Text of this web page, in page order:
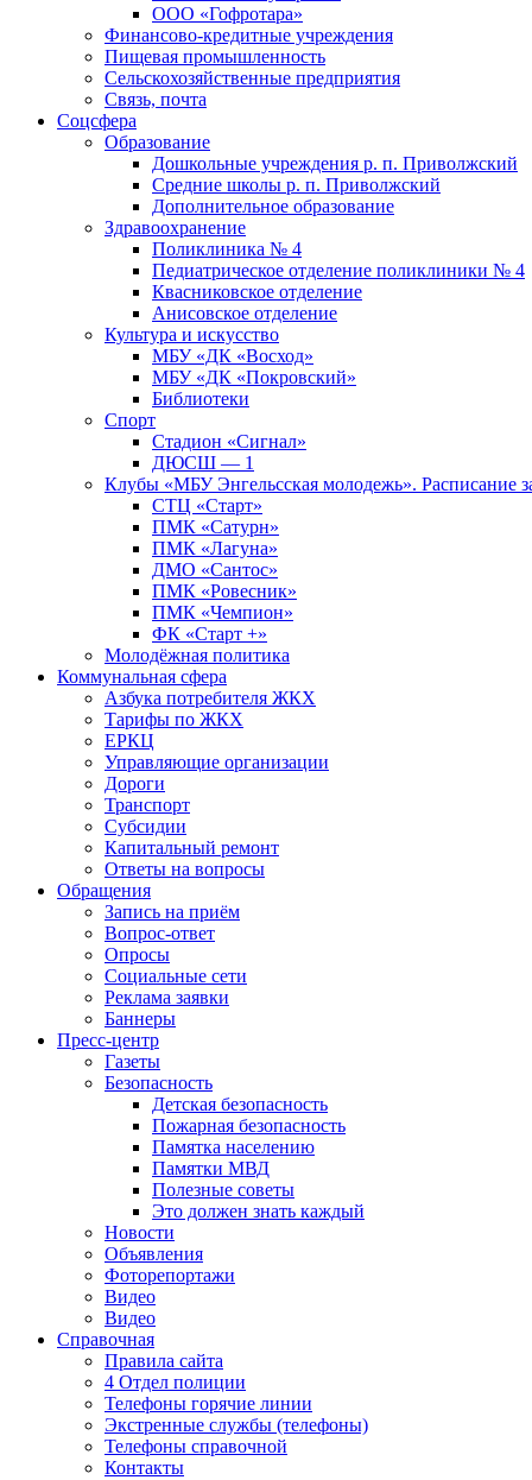
ООО «Гофротара»
Финансово-кредитные учреждения
Пищевая промышленность
Сельскохозяйственные предприятия
Связь, почта
Соцсфера
Образование
Дошкольные учреждения р. п. Приволжский
Средние школы р. п. Приволжский
Дополнительное образование
Здравоохранение
Поликлиника № 4
Педиатрическое отделение поликлиники № 4
Квасниковское отделение
Анисовское отделение
Культура и искусство
МБУ «ДК «Восход»
МБУ «ДК «Покровский»
Библиотеки
Спорт
Стадион «Сигнал»
ДЮСШ — 1
Клубы «МБУ Энгельсская молодежь». Расписание
СТЦ «Старт»
ПМК «Сатурн»
ПМК «Лагуна»
ДМО «Сантос»
ПМК «Ровесник»
ПМК «Чемпион»
ФК «Старт +»
Молодёжная политика
Коммунальная сфера
Азбука потребителя ЖКХ
Тарифы по ЖКХ
ЕРКЦ
Управляющие организации
Дороги
Транспорт
Субсидии
Капитальный ремонт
Ответы на вопросы
Обращения
Запись на приём
Вопрос-ответ
Опросы
Социальные сети
Реклама заявки
Баннеры
Пресс-центр
Газеты
Безопасность
Детская безопасность
Пожарная безопасность
Памятка населению
Памятки МВД
Полезные советы
Это должен знать каждый
Новости
Объявления
Фоторепортажи
Видео
Видео
Справочная
Правила сайта
4 Отдел полиции
Телефоны горячие линии
Экстренные службы (телефоны)
Телефоны справочной
Контакты